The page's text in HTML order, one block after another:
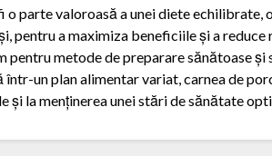
o parte valoroasă a unei diete
pentru a maximiza beneficiile și a
pentru metode de preparare sănătoase și
un plan alimentar variat, carnea de
și la menținerea unei stări de sănătate